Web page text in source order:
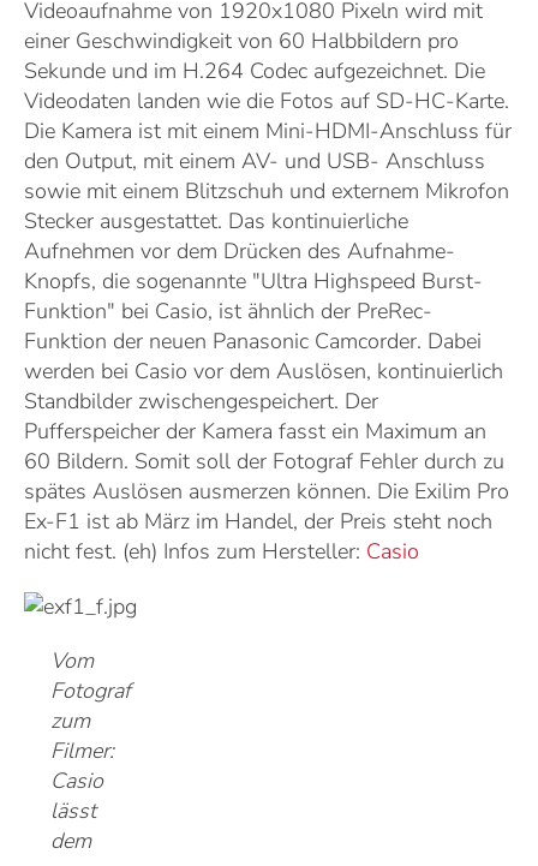
Videoaufnahme von 1920x1080 Pixeln wird mit
einer Geschwindigkeit von 60 Halbbildern pro
Sekunde und im H.264 Codec aufgezeichnet. Die
Videodaten landen wie die Fotos auf SD-HC-Karte.
Die Kamera ist mit einem Mini-HDMI-Anschluss für
den Output, mit einem AV- und USB- Anschluss
sowie mit einem Blitzschuh und externem Mikrofon
Stecker ausgestattet. Das kontinuierliche
Aufnehmen vor dem Drücken des Aufnahme-
Knopfs, die sogenannte "Ultra Highspeed Burst-
Funktion" bei Casio, ist ähnlich der PreRec-
Funktion der neuen Panasonic Camcorder. Dabei
werden bei Casio vor dem Auslösen, kontinuierlich
Standbilder zwischengespeichert. Der
Pufferspeicher der Kamera fasst ein Maximum an
60 Bildern. Somit soll der Fotograf Fehler durch zu
spätes Auslösen ausmerzen können. Die Exilim Pro
Ex-F1 ist ab März im Handel, der Preis steht noch
nicht fest. (eh) Infos zum Hersteller: Casio
Vom
Fotograf
zum
Filmer:
Casio
lässt
dem